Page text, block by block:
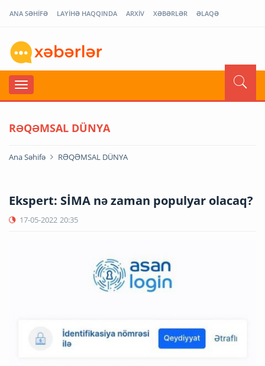
ANA SƏHİFƏ LAYİHƏ HAQQINDA ARXİV XƏBƏRLƏR ƏLAQƏ
RƏQƏMSAL DÜNYA
Ana Səhifə RƏQƏMSAL DÜNYA
Ekspert: SİMA nə zaman populyar olacaq?
17-05-2022 20:35